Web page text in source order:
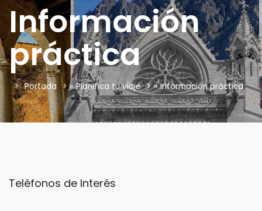
Información
práctica
Portada » Planifica tu viaje » Información práctica
Teléfonos de Interés